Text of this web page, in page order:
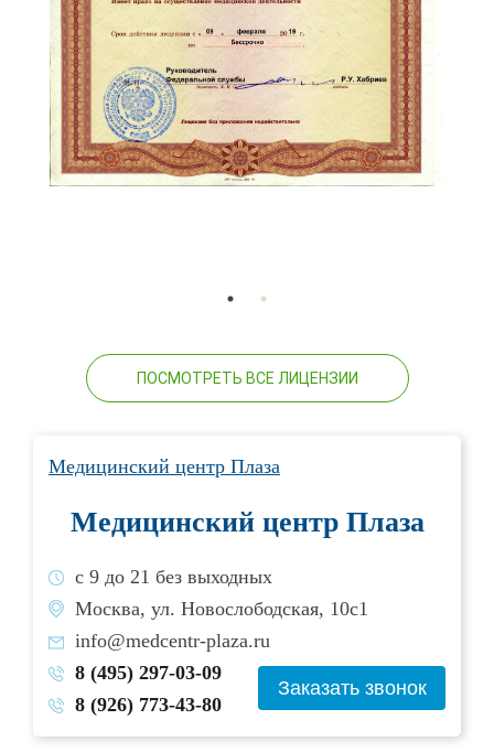
ПОСМОТРЕТЬ ВСЕ ЛИЦЕНЗИИ
Медицинский центр Плаза
Медицинский центр Плаза
с 9 до 21 без выходных
Москва, ул. Новослободская, 10с1
info@medcentr-plaza.ru
8 (495) 297-03-09
8 (926) 773-43-80
Заказать звонок